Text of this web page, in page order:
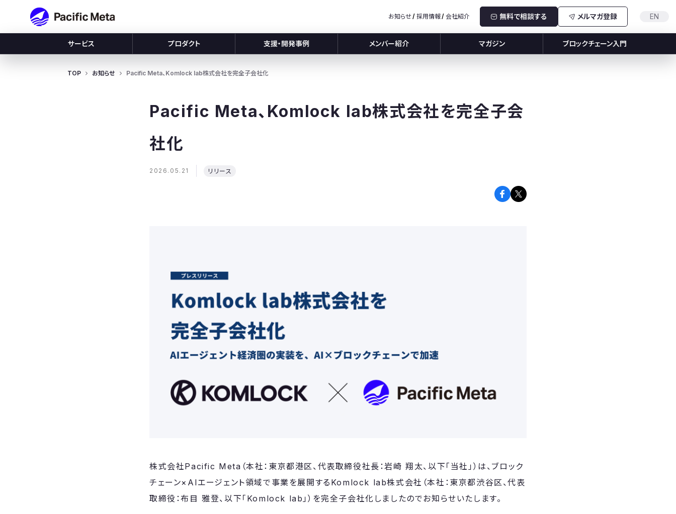
お知らせ 採用情報 会社紹介 無料で相談する メルマガ登録 EN
サービス プロダクト 支援・開発事例 メンバー紹介 マガジン ブロックチェーン入門
TOP お知らせ Pacific Meta、Komlock lab株式会社を完全子会社化
Pacific Meta、Komlock lab株式会社を完全子会
社化
2026.05.21 リリース
株式会社Pacific Meta（本社：東京都港区、代表取締役社長：岩崎 翔太、以下「当社」）は、ブロック
チェーン×AIエージェント領域で事業を展開するKomlock lab株式会社（本社：東京都渋谷区、代表
取締役：布目 雅登、以下「Komlock lab」）を完全子会社化しましたのでお知らせいたします。